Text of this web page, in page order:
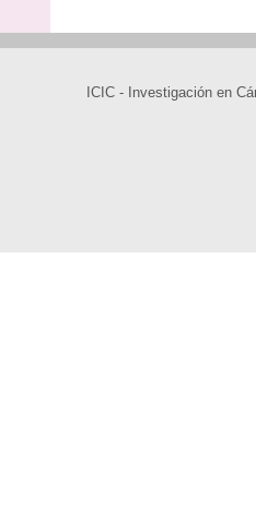
ICIC - Investigación en